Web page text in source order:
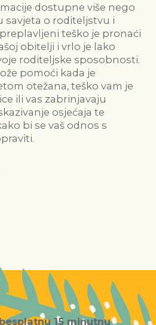
dostupne više nego
savjeta o roditeljstvu i
teško je pronaći
obitelji i vrlo je lako
roditeljske sposobnosti.
pomoći kada je
otežana, teško vam je
ili vas zabrinjavaju
osjećaja te
bi se vaš odnos s
15 minutnu